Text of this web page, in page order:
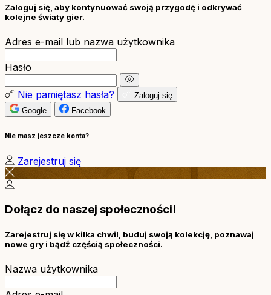
Zaloguj się, aby kontynuować swoją przygodę i odkrywać
kolejne światy gier.
Adres e-mail lub nazwa użytkownika
Hasło
Nie pamiętasz hasła?
Zaloguj się
Google
Facebook
Nie masz jeszcze konta?
Zarejestruj się
Dołącz do naszej społeczności!
Zarejestruj się w kilka chwil, buduj swoją kolekcję, poznawaj
nowe gry i bądź częścią społeczności.
Nazwa użytkownika